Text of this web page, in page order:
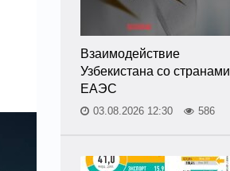
Взаимодействие
Узбекистана со странами
ЕАЭС
03.08.2026 12:30 586